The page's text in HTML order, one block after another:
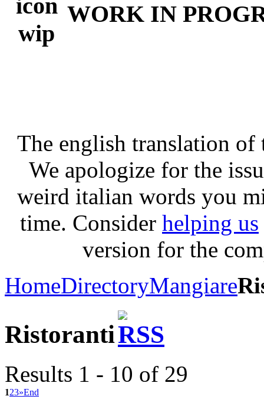
WORK IN
The english translation of
We apologize for the
weird italian words you
time. Consider helping us
version for the
HomeDirectoryMangiare
Ristoranti
Results 1 - 10 of 29
123»End